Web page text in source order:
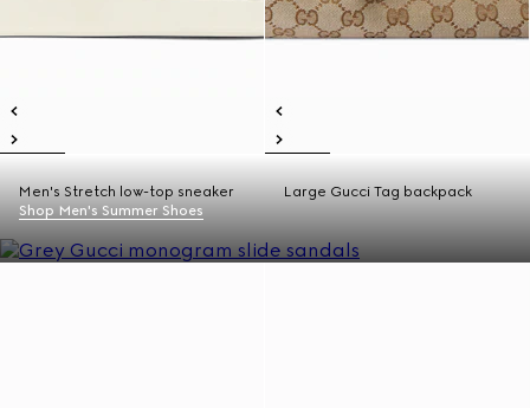
Men's Stretch low-top sneaker
Large Gucci Tag backpack
Shop Men's Summer Shoes